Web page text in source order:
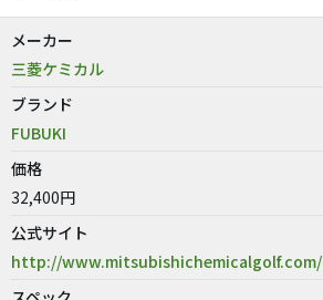
メーカー
三菱ケミカル
ブランド
FUBUKI
価格
32,400円
公式サイト
http://www.mitsubishichemicalgolf.com/